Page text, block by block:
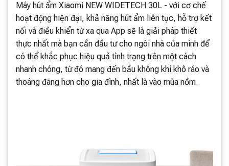
Máy hút ẩm Xiaomi NEW WIDETECH 30L - với cơ chế
hoạt động hiện đại, khả năng hút ẩm liên tục, hỗ trợ kết
nối và điều khiển từ xa qua App sẽ là giải pháp thiết
thực nhất mà bạn cần đầu tư cho ngôi nhà của mình để
có thể khắc phục hiệu quả tình trạng trên một cách
nhanh chóng, từ đó mang đến bầu không khí khô ráo và
thoáng đãng hơn cho gia đình, nhất là vào mùa nồm.